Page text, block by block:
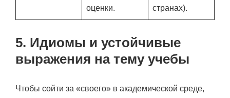
оценки.
странах).
5. Идиомы и устойчивые
выражения на тему учебы
Чтобы сойти за «своего» в академической среде,